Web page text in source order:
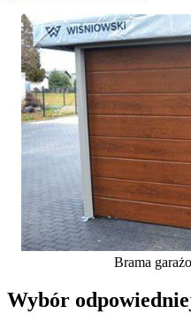
Brama
Wybór